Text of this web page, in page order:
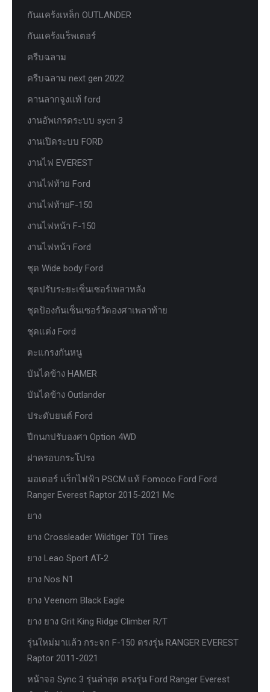
กันแคร้งเหล็ก OUTLANDER
กันแคร้งแร็พเตอร์
ครีบฉลาม
ครีบฉลาม next gen 2022
คานลากจูงแท้ ford
งานอัพเกรดระบบ sycn 3
งานเปิดระบบ FORD
งานไฟ EVEREST
งานไฟท้าย Ford
งานไฟท้ายF-150
งานไฟหน้า F-150
งานไฟหน้า Ford
ชุด Wide body Ford
ชุดปรับระยะเซ็นเซอร์เพลาหลัง
ชุดป้องกันเซ็นเซอร์วัดองศาเพลาท้าย
ชุดแต่ง Ford
ตะแกรงกันหนู
บันไดข้าง HAMER
บันไดข้าง Outlander
ประดับยนต์ Ford
ปีกนกปรับองศา Option 4WD
ฝาครอบกระโปรง
มอเตอร์ แร็กไฟฟ้า PSCM.แท้ Fomoco Ford Ford
Ranger Everest Raptor 2015-2021 Mc
ยาง
ยาง Crossleader Wildtiger T01 Tires
ยาง Leao Sport AT-2
ยาง Nos N1
ยาง Veenom Black Eagle
ยาง ยาง Grit King Ridge Climber R/T
รุ่นใหม่มาแล้ว กระจก F-150 ตรงรุ่น RANGER EVEREST
Raptor 2011-2021
หน้าจอ Sync 3 รุ่นล่าสุด ตรงรุ่น Ford Ranger Everest